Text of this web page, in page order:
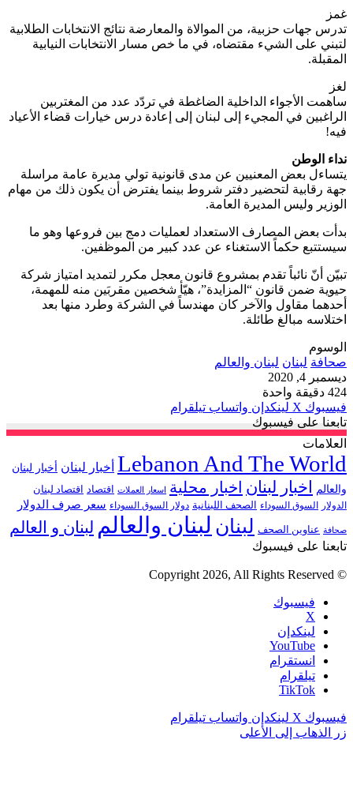
غمز
تدرس جهات حزبية، من الموالاة والمعارضة نتائج الانتخابات الطلابية
لتبني على الشيء مقتضاه، في ما خص مسار الانتخابات النيابية
المقبلة.
لغز
ساهمت الأجواء الداخلية الضاغطة في تردّد عدد من المغتربين
الراغبين في المجيء إلى لبنان إلى إعادة درس خيارات قضاء الأعياد
فيه!
نداء الوطن
يتساءل بعض المعنيين عن مدى قانونية تولي مديرة عامة مراسلة
جهة رقابية لتحضير دفتر شروط بينما يفترض أن يكون ذلك من مهام
الوزير وليس المديرة العامة.
بدأت بعض المصارف الاستعداد لعمليات دمج بين فروعها وهو ما
سيستتبع حكماً الاستغناء عن عدد كبير من الموظفين.
تبيّن أنّ نائباً تقدم بمشروع قانون معجل مكرر لتمديد امتياز شركة
حيوية ضمن قانون “المزايدة”، هيّأ شخصين مقربَين منه للمهمة،
أحدهما مقاول والآخر كان مهندساً في الشركة وطرد منها بعد
اختلاسه مبالغ طائلة.
الوسوم
صحافة لبنان لبنان والعالم
ديسمبر 4, 2020
424 دقيقة واحدة
فيسبوك ‫X لينكدإن واتساب تيلقرام
تابعنا على فيسبوك
العلامات
Lebanon And The World أخبار لبنان أخبار لبنان
والعالم
اخبار لبنان اخبار محلية اسعار العملات اقتصاد اقتصاد لبنان
الدولار السوق السوداء الصحف اللبنانية دولار السوق السوداء سعر صرف الدولار
صحافة عناوين الصحف لبنان لبنان والعالم لبنان و العالم
تابعنا على فيسبوك
© Copyright 2026, All Rights Reserved
فيسبوك
‫X
لينكدإن
‫YouTube
انستقرام
تيلقرام
‫TikTok
فيسبوك ‫X لينكدإن واتساب تيلقرام
زر الذهاب إلى الأعلى